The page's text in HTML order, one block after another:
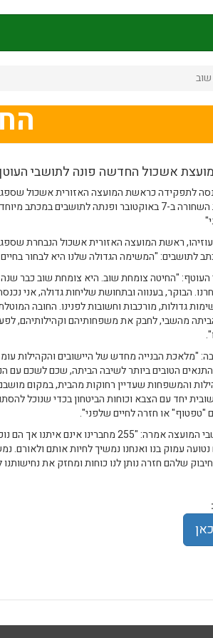
אשכול החדשה פונה לתושבי
לתפקידה כראשת המועצה האזורית אשכול
האכזרית והקשה ביותר בשבת השחורה ב-7 באוקטובר ופנתה
עוזיהו, ראשת המועצה האזורית אשכול הנבחרת
"החיטה צומחת שוב. היא צומחת שוב כבר
הבוקר, בענווה ובתחושת שליחות גדולה, אני
גדולות, מורכבות וחשובות לפנינו. החובה
מהשבי, לחבק את משפחותיהם וקהילותיהם,
"מלאכת הבנייה מחדש של היישובים והקהילות
הטובים ביותר לשיבה הביתה, שכם לשכם עם
והמשפחות שעדיין רחוקות מהבית, במקום
יחד עם הצבא וכוחות הביטחון בכדי שנוכל
"טפטוף" או חזרה לחיים שלפני".
על הקושי והשכול שחווים תושבי המועצה אמרה: "255
עמוק בנו ואנחנו נמשיך לחיות אותם ולאורם.
שלהם חזרה נותן לנו כוחות ומחזק את